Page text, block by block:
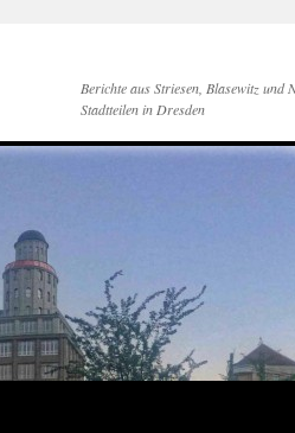
Berichte aus Striesen, Blasewitz und
Stadtteilen in Dresden